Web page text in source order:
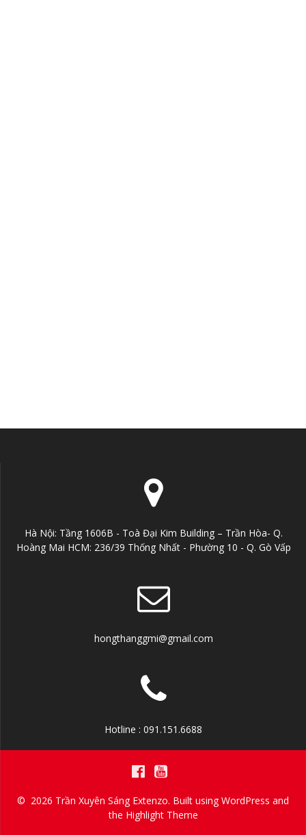
Hà Nội: Tầng 1606B - Toà Đại Kim Building – Trần Hòa- Q.
Hoàng Mai HCM: 236/39 Thống Nhất - Phường 10 - Q. Gò Vấp
hongthanggmi@gmail.com
Hotline : 091.151.6688
© 2026 Trần Xuyên Sáng Extenzo. Built using WordPress and
the Highlight Theme